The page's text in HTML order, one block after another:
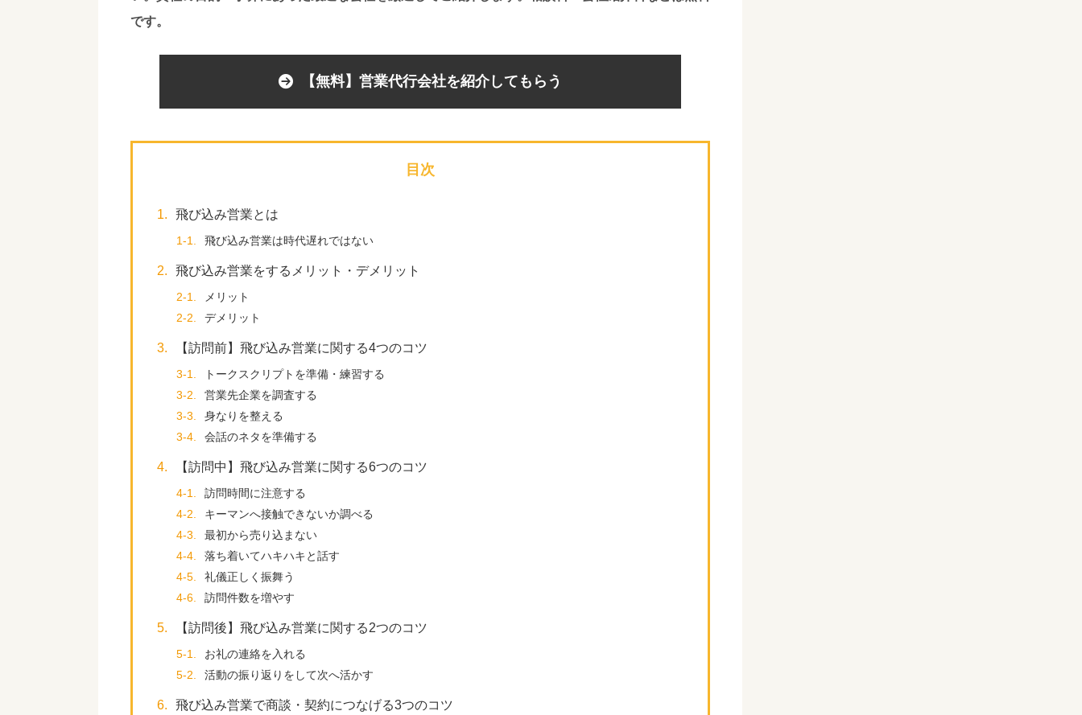
です。
【無料】営業代行会社を紹介してもらう
目次
1. 飛び込み営業とは
1-1. 飛び込み営業は時代遅れではない
2. 飛び込み営業をするメリット・デメリット
2-1.
メリット
2-2.
デメリット
3. 【訪問前】飛び込み営業に関する4つのコツ
3-1.
トークスクリプトを準備・練習する
3-2.
営業先企業を調査する
3-3.
身なりを整える
3-4.
会話のネタを準備する
4. 【訪問中】飛び込み営業に関する6つのコツ
4-1.
訪問時間に注意する
4-2.
キーマンへ接触できないか調べる
4-3.
最初から売り込まない
4-4.
落ち着いてハキハキと話す
4-5.
礼儀正しく振舞う
4-6.
訪問件数を増やす
5. 【訪問後】飛び込み営業に関する2つのコツ
5-1.
お礼の連絡を入れる
5-2.
活動の振り返りをして次へ活かす
6. 飛び込み営業で商談・契約につなげる3つのコツ